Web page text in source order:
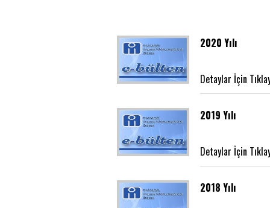
2020 Yılı
Detaylar İçin
2019 Yılı
Detaylar İçin
2018 Yılı